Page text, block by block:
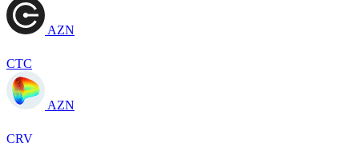
AZN
CTC
AZN
CRV